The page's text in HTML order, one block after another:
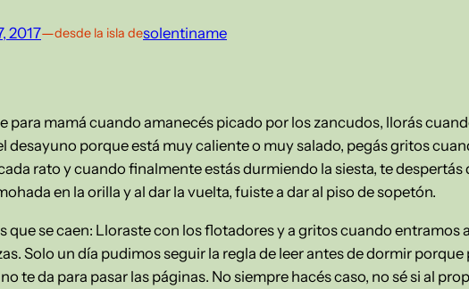
2017—desde la isla desolentiname
para mamá cuando amanecés picado por los zancudos, llorás
desayuno porque está muy caliente o muy salado, pegás gritos
rato y cuando finalmente estás durmiendo la siesta, te
en la orilla y al dar la vuelta, fuiste a dar al piso de sopetón.
que se caen: Lloraste con los flotadores y a gritos cuando entramos
Solo un día pudimos seguir la regla de leer antes de dormir
te da para pasar las páginas. No siempre hacés caso, no sé si al